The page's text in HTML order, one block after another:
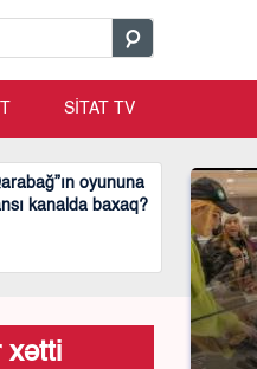
SİTAT TV
oyununa
kanalda baxaq?
xətti